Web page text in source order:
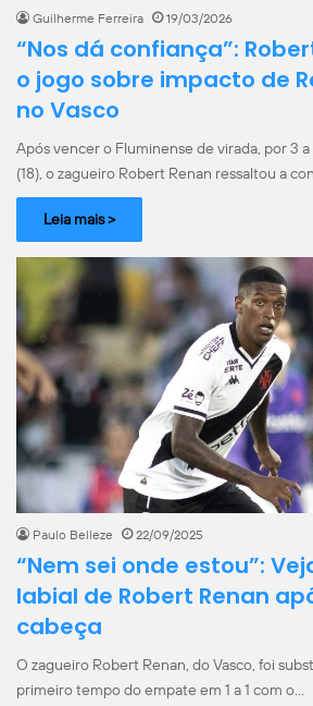
Guilherme Ferreira 19/03/2026
“Nos dá confiança”:
o jogo sobre impacto de
no Vasco
Após vencer o Fluminense de virada, por 3
(18), o zagueiro Robert Renan ressaltou a
Leia mais >
Paulo Belleze 22/09/2025
“Nem sei onde estou”:
labial de Robert Renan
cabeça
O zagueiro Robert Renan, do Vasco, foi
primeiro tempo do empate em 1 a 1 com o…